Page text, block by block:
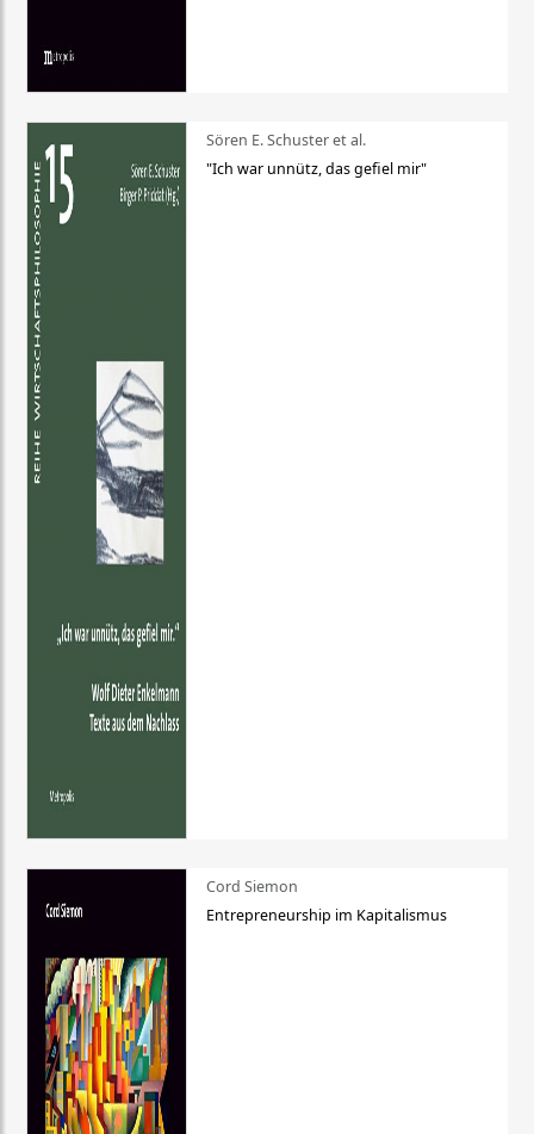
Sören E. Schuster et al.
"Ich war unnütz, das gefiel mir"
Cord Siemon
Entrepreneurship im Kapitalismus